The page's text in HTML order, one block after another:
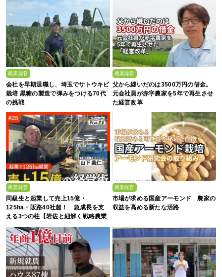
農業経営
会社を早期退職し、埼玉でサトウキビ
栽培 黒糖の製造で弾みをつける70代
の挑戦
農業経営
父から継いだのは3500万円の借金。
元会社員が赤字農家を5年で再生させ
た経営改革
農業経営
同級生と起業して売上15億・
125ha・販路40社超！ 急成長を支
える3つの柱【岩佐と紐解く戦略農業
#25】
農業経営
市場が求める国産アーモンド 農家の
収益を高める新たな活路